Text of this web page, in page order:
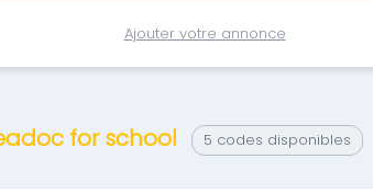
Ajouter votre annonce
for school 5 codes disponibles